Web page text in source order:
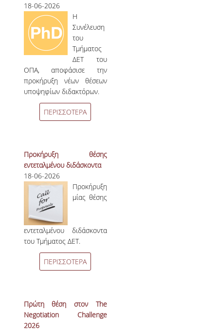
18-06-2026
Η
Συνέλευση
του
Τμήματος
ΔΕΤ του
ΟΠΑ, αποφάσισε την
προκήρυξη νέων θέσεων
υποψηφίων διδακτόρων.
ΠΕΡΙΣΣΟΤΕΡΑ
Προκήρυξη θέσης
εντεταλμένου διδάσκοντα
18-06-2026
Προκήρυξη
μίας θέσης
εντεταλμένου διδάσκοντα
του Τμήματος ΔΕΤ.
ΠΕΡΙΣΣΟΤΕΡΑ
Πρώτη θέση στον The
Negotiation Challenge
2026